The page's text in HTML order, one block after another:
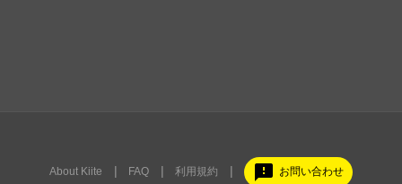
About Kiite FAQ 利用規約 feedback お問い合わせ